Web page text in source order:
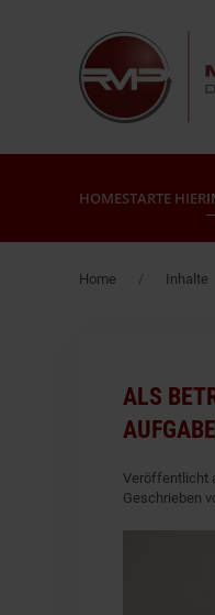
Zum Hauptinhalt
HOMESTARTE HIER
Home Inhalte
ALS
Veröffentlicht
Geschrieben